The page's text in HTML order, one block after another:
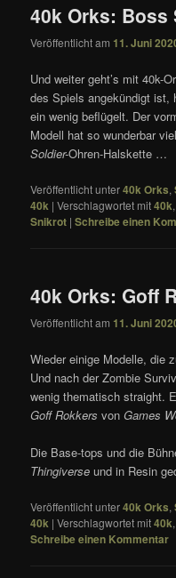
40k Orks: Boss
Veröffentlicht am 11. Juni
Und weiter geht’s mit 40k-
des Spiels angekündigt ist,
ein wenig beflügelt. Der
Modell hat so wunderbar
Soldier-Ohren-Halskette …
Veröffentlicht unter40k Orks,
40k |Verschlagwortet mit40k,
Snikrot |Schreibe einen
40k Orks: Goff
Veröffentlicht am 11. Juni
Wieder einige Modelle, die
Und nach der Zombie
wenig thematisch straight.
Goff Rokkers vonGames
Die Base-tops und die
Thingiverse und in Resin
Veröffentlicht unter40k Orks,
40k |Verschlagwortet mit40k
Schreibe einen Kommentar